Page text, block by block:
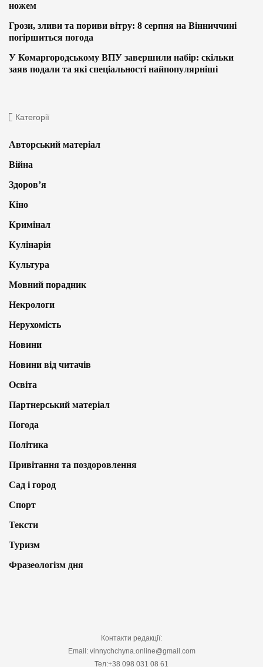
ножем
Грози, зливи та пориви вітру: 8 серпня на Вінниччині
погіршиться погода
У Комаргородському ВПУ завершили набір: скільки
заяв подали та які спеціальності найпопулярніші
Категорії
Авторський матеріал
Війна
Здоров’я
Кіно
Кримінал
Кулінарія
Культура
Мовний порадник
Некрологи
Нерухомість
Новини
Новини від читачів
Освіта
Партнерський матеріал
Погода
Політика
Привітання та поздоровлення
Сад і город
Спорт
Тексти
Туризм
Фразеологізм дня
Контакти редакції:
Email: vinnychchyna.online@gmail.com
Тел:+38 098 031 08 61